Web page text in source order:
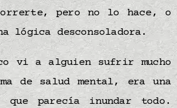
pero no lo hace, o
lógica desconsoladora.
vi a alguien sufrir mucho
de salud mental, era una
que parecía inundar todo.